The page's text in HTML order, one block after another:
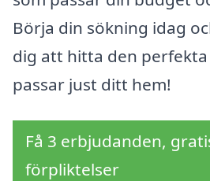
Börja din sökning idag
dig att hitta den
passar just ditt hem!
Få 3 erbjudanden,
förpliktelser